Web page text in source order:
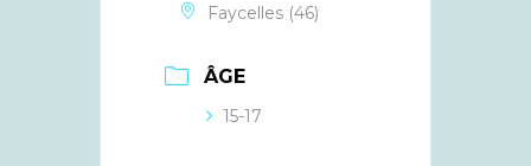
Faycelles (46)
ÂGE
15-17